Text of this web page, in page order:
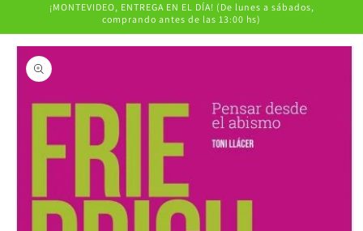
¡MONTEVIDEO, ENTREGA EN EL DÍA! (De lunes a sábados,
comprando antes de las 13:00 hs)
directamente
a la
información